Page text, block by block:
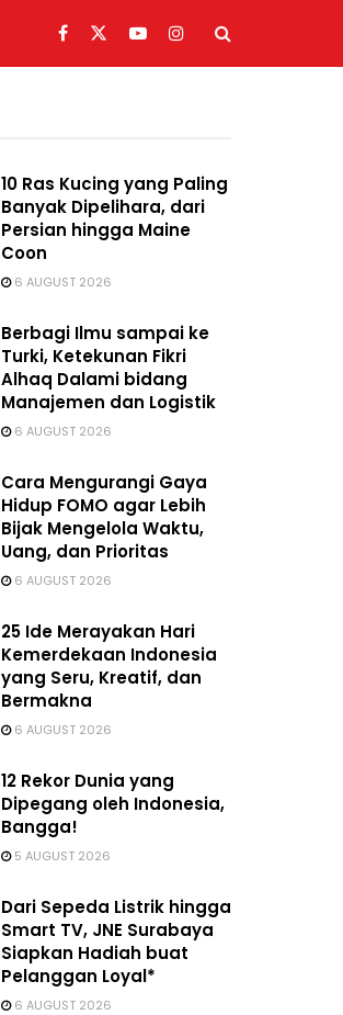
10 Ras Kucing yang Paling
Banyak Dipelihara, dari
Persian hingga Maine
Coon
6 AUGUST 2026
Berbagi Ilmu sampai ke
Turki, Ketekunan Fikri
Alhaq Dalami bidang
Manajemen dan Logistik
6 AUGUST 2026
Cara Mengurangi Gaya
Hidup FOMO agar Lebih
Bijak Mengelola Waktu,
Uang, dan Prioritas
6 AUGUST 2026
25 Ide Merayakan Hari
Kemerdekaan Indonesia
yang Seru, Kreatif, dan
Bermakna
6 AUGUST 2026
12 Rekor Dunia yang
Dipegang oleh Indonesia,
Bangga!
5 AUGUST 2026
Dari Sepeda Listrik hingga
Smart TV, JNE Surabaya
Siapkan Hadiah buat
Pelanggan Loyal*
6 AUGUST 2026